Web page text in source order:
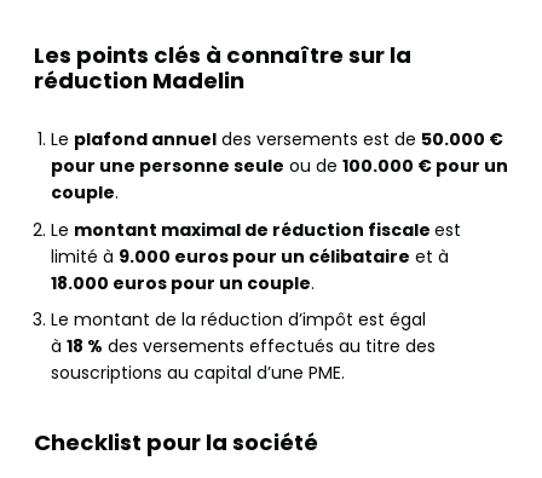
Les points clés à connaître sur la
réduction Madelin
Le plafond annuel des versements est de 50.000 €
pour une personne seule ou de 100.000 € pour un
couple.
Le montant maximal de réduction fiscale est
limité à 9.000 euros pour un célibataire et à
18.000 euros pour un couple.
Le montant de la réduction d’impôt est égal
à 18 % des versements effectués au titre des
souscriptions au capital d’une PME.
Checklist pour la société